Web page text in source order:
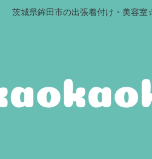
茨城県鉾田市の出張着付け・美容